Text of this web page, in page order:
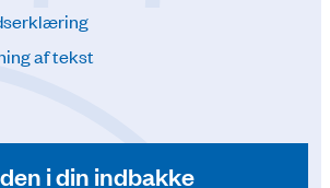
af tekst
i din indbakke